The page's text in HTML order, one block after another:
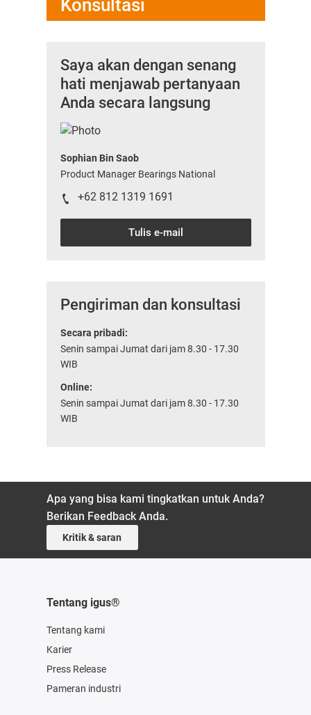
Konsultasi
Saya akan dengan senang
hati menjawab pertanyaan
Anda secara langsung
Sophian Bin Saob
Product Manager Bearings National
+62 812 1319 1691
Tulis e-mail
Pengiriman dan konsultasi
Secara pribadi:
Senin sampai Jumat dari jam 8.30 - 17.30
WIB
Online:
Senin sampai Jumat dari jam 8.30 - 17.30
WIB
Apa yang bisa kami tingkatkan untuk Anda?
Berikan Feedback Anda.
Kritik & saran
Tentang igus®
Tentang kami
Karier
Press Release
Pameran industri